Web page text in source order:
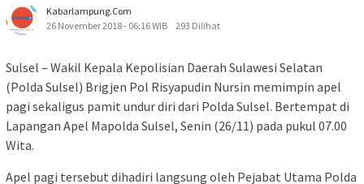
Kabarlampung.com
26 November 2018 - 06:16 WIB
293 Dilihat
Sulsel – Wakil Kepala Kepolisian Daerah Sulawesi Selatan
(Polda Sulsel) Brigjen Pol Risyapudin Nursin memimpin apel
pagi sekaligus pamit undur diri dari Polda Sulsel. Bertempat di
Lapangan Apel Mapolda Sulsel, Senin (26/11) pada pukul 07.00
Wita.
Apel pagi tersebut dihadiri langsung oleh Pejabat Utama Polda